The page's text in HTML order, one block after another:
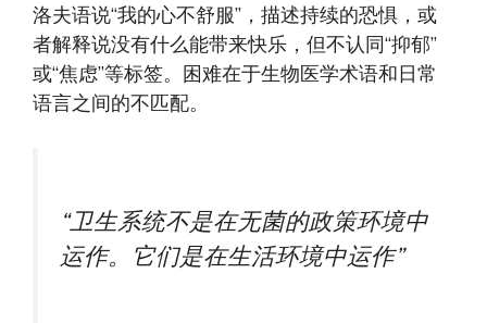
洛夫语说“我的心不舒服”，描述持续的恐惧，或
者解释说没有什么能带来快乐，但不认同“抑郁”
或“焦虑”等标签。困难在于生物医学术语和日常
语言之间的不匹配。
“卫生系统不是在无菌的政策环境中
运作。它们是在生活环境中运作”